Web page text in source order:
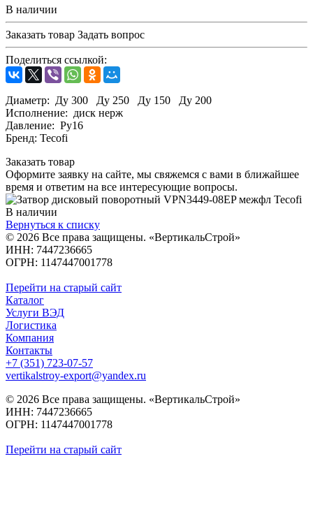
В наличии
Заказать товар Задать вопрос
Поделиться ссылкой:
Диаметр: Ду 300 Ду 250 Ду 150 Ду 200
Исполнение: диск нерж
Давление: Ру16
Бренд: Tecofi
Заказать товар
Оформите заявку на сайте, мы свяжемся с вами в ближайшее
время и ответим на все интересующие вопросы.
В наличии
Вернуться к списку
© 2026 Все права защищены. «ВертикальСтрой»
ИНН: 7447236665
ОГРН: 1147447001778
Перейти на старый сайт
Каталог
Услуги ВЭД
Логистика
Компания
Контакты
+7 (351) 723-07-57
vertikalstroy-export@yandex.ru
© 2026 Все права защищены. «ВертикальСтрой»
ИНН: 7447236665
ОГРН: 1147447001778
Перейти на старый сайт